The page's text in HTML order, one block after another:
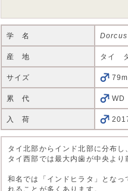
学 名
産 地 タイ
サイズ
累 代 WD
入 荷
タイ北部からインド北部に分布
タイ西部では最大内歯が中央より
和名では「インドヒラタ」とな
れることが多くあります。